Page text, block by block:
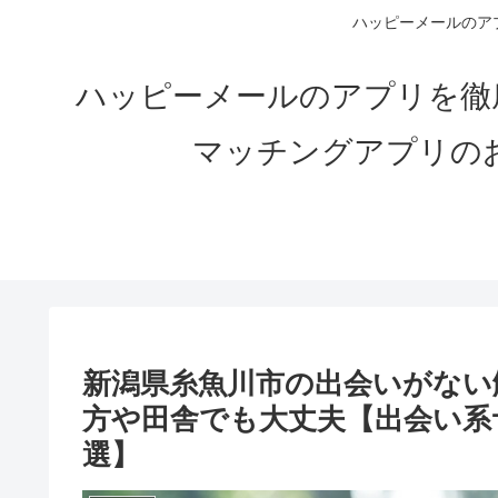
ハッピーメールの
ハッピーメールのアプリを
マッチングアプリ
新潟県糸魚川市の出会いがな
方や田舎でも大丈夫【出会い
選】